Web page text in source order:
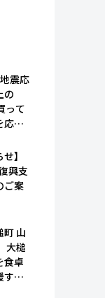
震応
の
って
応
八
】
興支
ご案
町 山
大槌
食卓
する